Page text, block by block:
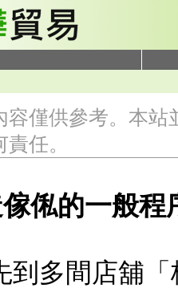
容僅供參考。本
責任。
俬的一般程
到多間店舖